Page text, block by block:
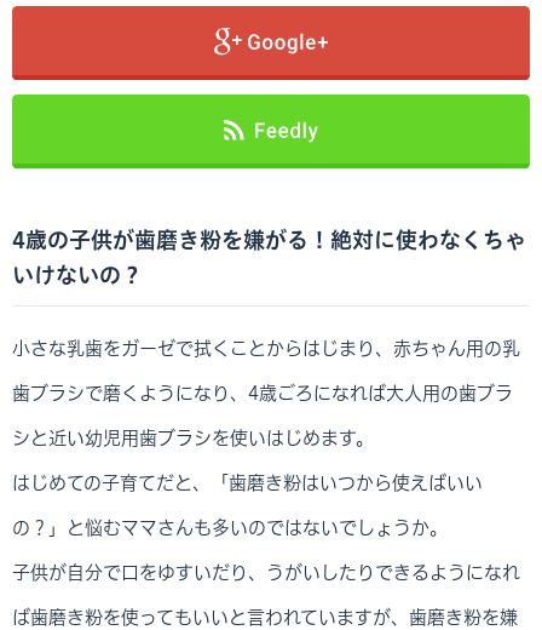
4歳の子供が歯磨き粉を嫌がる！絶対に使わなくちゃ
いけないの？
小さな乳歯をガーゼで拭くことからはじまり、赤ちゃん用の乳
歯ブラシで磨くようになり、4歳ごろになれば大人用の歯ブラ
シと近い幼児用歯ブラシを使いはじめます。
はじめての子育てだと、「歯磨き粉はいつから使えばいい
の？」と悩むママさんも多いのではないでしょうか。
子供が自分で口をゆすいだり、うがいしたりできるようになれ
ば歯磨き粉を使ってもいいと言われていますが、歯磨き粉を嫌